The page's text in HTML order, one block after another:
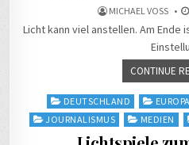
MICHAEL VOSS
Licht kann viel anstellen. Am
CONTINUE
Posted
in
DEUTSCHLAND EUROPA
JOURNALISMUS
MEDIEN